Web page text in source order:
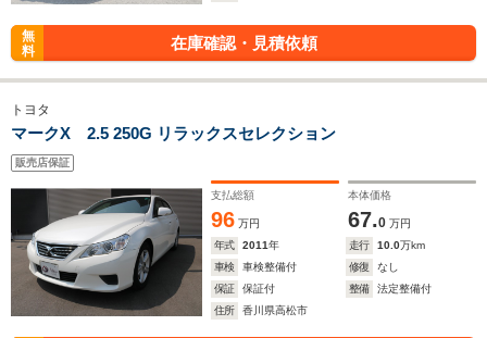
無
料
在庫確認・見積依頼
トヨタ
マークX 2.5 250G リラックスセレクション
販売店保証
支払総額
96 万円
本体価格
67.0 万円
年式
2011年 走行 10.0万km
車検
車検整備付 修復
なし
保証
保証付 整備
法定整備付
住所
香川県高松市